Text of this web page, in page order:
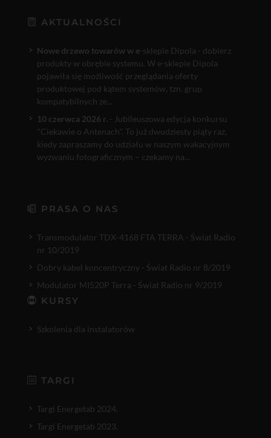
AKTUALNOŚCI
Nowe drzewo towarów w e-sklepie Dipola - dobierz
produkty w obrębie systemu. W e-sklepie Dipola
pojawiła się możliwość przeglądania oferty
produktowej pod kątem systemów, tzn. grup
kompatybilnych ze...
10 czerwca 2026 r. - Jubileuszowa edycja konkursu
"Ciekawie o Antenach". To już dwudziesty piąty raz,
kiedy zapraszamy do udziału w naszym wakacyjnym
wyzwaniu fotograficznym – czekamy na...
PRASA O NAS
Transmodulator TDX-4168 FTA TERRA - Świat Radio
nr 10/2019
Dobry kabel koncentryczny - Świat Radio nr 8/2019
Modulator MI520P Terra - Świat Radio nr 9/2019
KURSY
Szkolenia dla instalatorów
TARGI
Targi Energetab 2024.
Targi Energetab 2023.